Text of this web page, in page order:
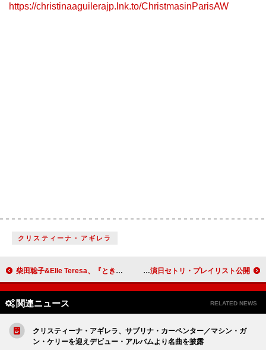
https://christinaaguilerajp.lnk.to/ChristmasinParisAW
クリスティーナ・アギレラ
柴田聡子&Elle Teresa、『ときめき探偵 feat. Le Makeup [PINK VINYL 12INCH]』リリース決定 ケンドリック・ラマー＆シザ、ジョイント・ツアー最終共演日セトリ・プレイリスト公開
関連ニュース RELATED NEWS
クリスティーナ・アギレラ、サブリナ・カーペンター／マシン・ガ
ン・ケリーを迎えデビュー・アルバムより名曲を披露